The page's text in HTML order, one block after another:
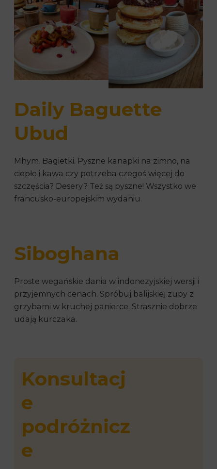
Daily Baguette
Ubud
Mhym. Bagietki. Pyszne kanapki na zimno, na
ciepło i kawa czy potrzeba czegoś więcej do
szczęścia? Desery? Też są pyszne! Wszystko we
francusko-europejskim wydaniu.
Siboghana
Proste wegańskie dania w indonezyjskiej wersji i
przyjemnych cenach. Spróbuj balijskiej zupy z
grzybami w kruchej panierce. Strasznie dobrze
udają kurczaka.
Konsultacj
e
podróżnicz
e